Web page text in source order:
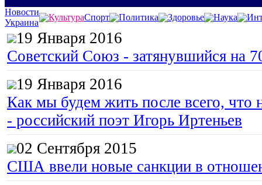
Новости
Украина
КультураСпорт Политика Здоровье Наука
19 Января 2016
Советский Союз - затянувшийся на
19 Января 2016
Как мы будем жить после всего, что
- российский поэт Игорь Иртеньев
02 Сентября 2015
США ввели новые санкции в